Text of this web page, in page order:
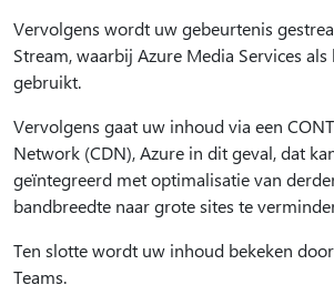
Vervolgens wordt uw gebeurtenis
Stream, waarbij Azure Media Services
gebruikt.
Vervolgens gaat uw inhoud via een
Network (CDN), Azure in dit geval, dat
geïntegreerd met optimalisatie van
bandbreedte naar grote sites te
Ten slotte wordt uw inhoud bekeken
Teams.